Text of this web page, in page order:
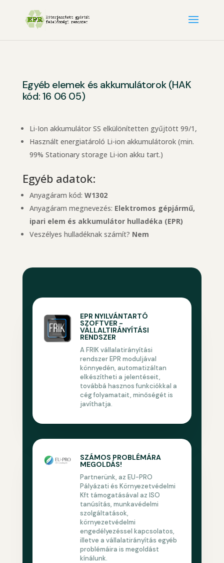
Egyéb elemek és akkumulátorok (HAK
kód: 16 06 05)
Li-Ion akkumulátor SS elkülönítetten gyűjtött 99/1,
Használt energiatároló Li-ion akkumulátorok (min.
99% Stationary storage Li-ion akku tart.)
Egyéb adatok:
Anyagáram kód: W1302
Anyagáram megnevezés: Elektromos gépjármű,
ipari elem és akkumulátor hulladéka (EPR)
Veszélyes hulladéknak számít? Nem
EPR NYILVÁNTARTÓ
SZOFTVER -
VÁLLALTIRÁNYÍTÁSI
RENDSZER
A FRIK vállalatirányítási
rendszer EPR moduljával
könnyedén, automatizáltan
elkészítheti a jelentéseit,
továbbá hasznos funkciókkal a
cég folyamatait, minőségét is
javíthatja.
SZÁMOS PROBLÉMÁRA
MEGOLDÁS!
Partnerünk, az EU-PRO
Pályázati és Környezetvédelmi
Kft támogatásával az ISO
tanúsítás, munkavédelmi
szolgáltatások,
környezetvédelmi
engedélyezéssel kapcsolatos,
illetve a vállalatirányítás egyéb
problémáira is megoldást
kínálunk.